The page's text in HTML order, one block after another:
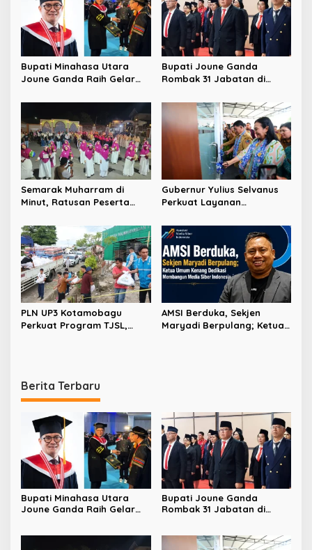
Bupati Minahasa Utara
Joune Ganda Raih Gelar
Komitmen Tingkatkan
Kualitas Kepemimpinan
Bupati Joune Ganda
Rombak 31 Jabatan di
Watupongoh Pimpin
Diskominfosan
Semarak Muharram di
Minut, Ratusan Peserta
Pererat Silaturahmi Umat
Gubernur Yulius Selvanus
Perkuat Layanan
Unit Hemodialisis dan
Dorong RSUD Bitung Naik
Tipe C
PLN UP3 Kotamobagu
Perkuat Program TJSL,
AMSI Berduka, Sekjen
Maryadi Berpulang; Ketua
Berita Terbaru
Bupati Minahasa Utara
Joune Ganda Raih Gelar
Bupati Joune Ganda
Rombak 31 Jabatan di
Diskominfosan